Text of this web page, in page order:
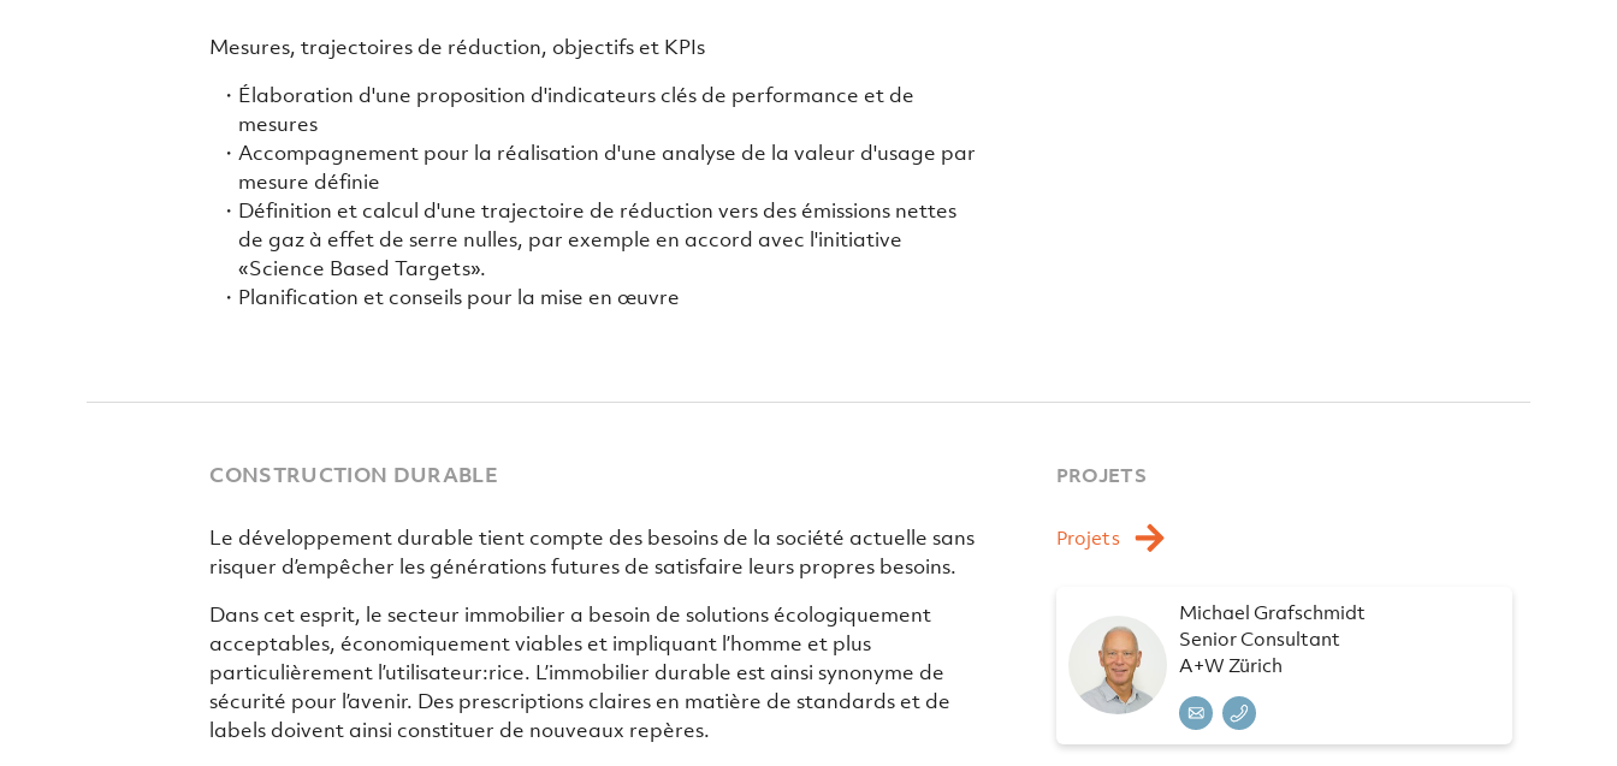
Mesures, trajectoires de réduction, objectifs et KPIs
Élaboration d'une proposition d'indicateurs clés de performance et de
mesures
Accompagnement pour la réalisation d'une analyse de la valeur d'usage par
mesure définie
Définition et calcul d'une trajectoire de réduction vers des émissions nettes
de gaz à effet de serre nulles, par exemple en accord avec l'initiative
«Science Based Targets».
Planification et conseils pour la mise en œuvre
CONSTRUCTION DURABLE
Le développement durable tient compte des besoins de la société actuelle sans
risquer d’empêcher les générations futures de satisfaire leurs propres besoins.
Dans cet esprit, le secteur immobilier a besoin de solutions écologiquement
acceptables, économiquement viables et impliquant l’homme et plus
particulièrement l’utilisateur:rice. L’immobilier durable est ainsi synonyme de
sécurité pour l’avenir. Des prescriptions claires en matière de standards et de
labels doivent ainsi constituer de nouveaux repères.
PROJETS
Projets
Michael Grafschmidt
Senior Consultant
A+W Zürich